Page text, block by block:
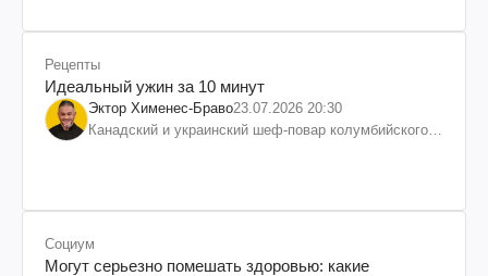
Рецепты
Идеальный ужин за 10 минут
Эктор Хименес-Браво23.07.2026 20:30
Канадский и украинский шеф-повар колумбийского
Социум
Могут серьезно помешать здоровью: какие